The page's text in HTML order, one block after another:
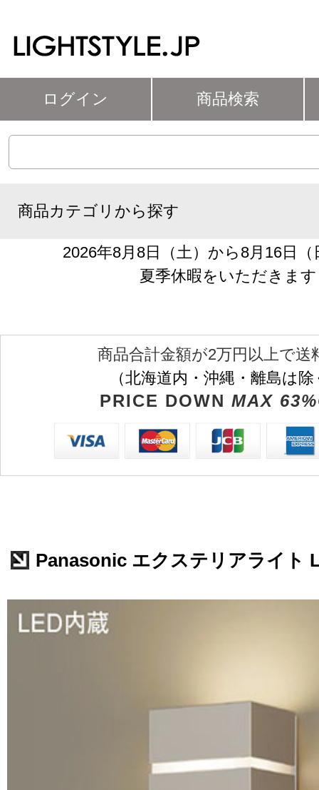
ログイン 商品検索
商品カテゴリから探す
2026年8月8日（土）から8月16日
夏季休暇をいただきます
商品合計金額が2万円以上で送
（北海道内・沖縄・離島は
PRICE DOWN MAX
Panasonic エクステリアライト